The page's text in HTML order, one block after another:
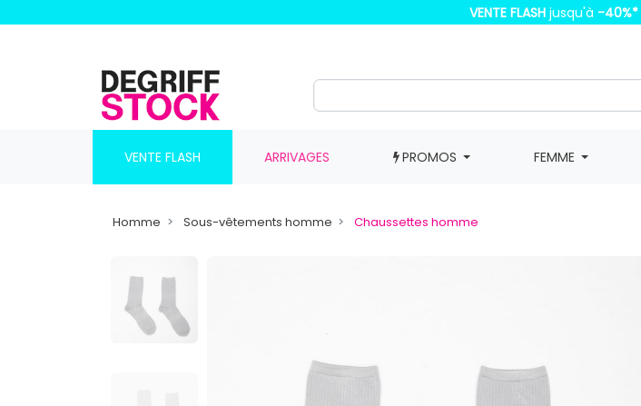
VENTE FLASH jusqu'à -40%*
VENTE FLASH ARRIVAGES PROMOS FEMME
Homme Sous-vêtements homme Chaussettes homme